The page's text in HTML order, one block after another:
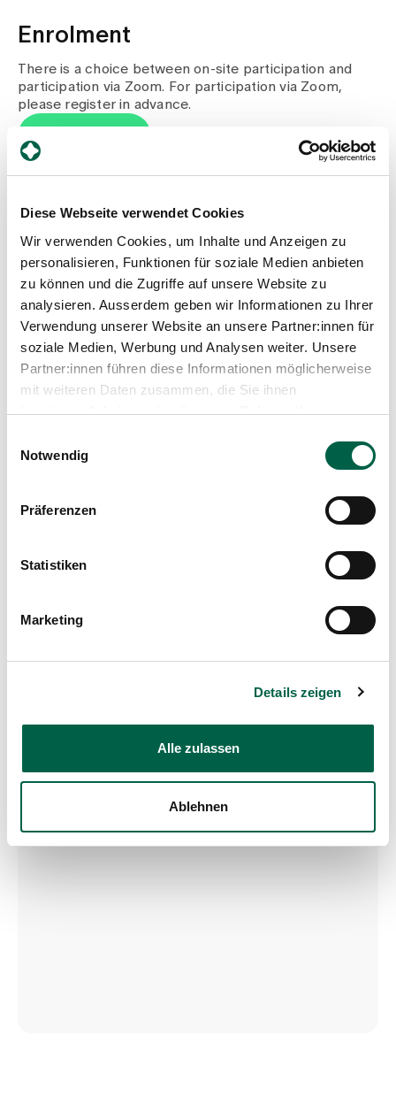
Diese Webseite verwendet Cookies
Wir verwenden Cookies, um Inhalte und Anzeigen zu
personalisieren, Funktionen für soziale Medien anbieten
zu können und die Zugriffe auf unsere Website zu
analysieren. Ausserdem geben wir Informationen zu Ihrer
Verwendung unserer Website an unsere Partner:innen für
soziale Medien, Werbung und Analysen weiter. Unsere
Partner:innen führen diese Informationen möglicherweise
mit weiteren Daten zusammen, die Sie ihnen
bereitgestellt haben oder die sie im Rahmen Ihrer
Notwendig
Präferenzen
Statistiken
Marketing
Details zeigen
Alle zulassen
Ablehnen
Enrolment
There is a choice between on-site participation and
participation via Zoom. For participation via Zoom,
please register in advance.
Venue
The doctors' training course will take place in the
Brunnenhofsaal, Neuweg 12, 8125 Zollikerberg. The
route to the Brunnenhofsaal is signposted from the
main entrance to Zollikerberg Hospital and the
Forchbahn stop at Zollikerberg Hospital.
Brunnenhofsaal
Neuweg 12
aerztefortbildung@spitalzollikerberg.